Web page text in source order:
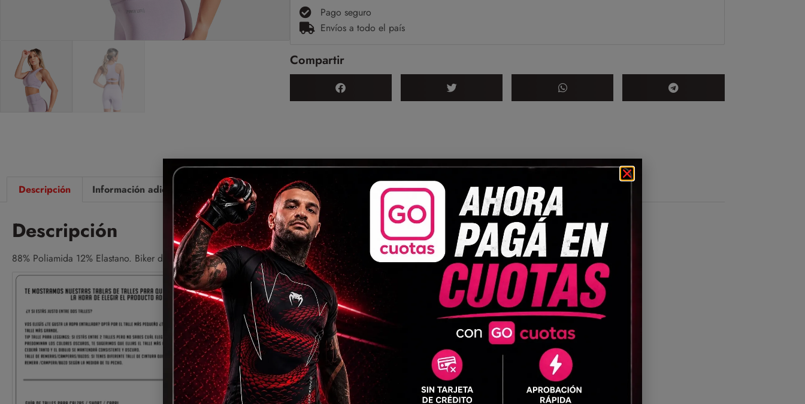
Pago seguro
Envíos a todo el país
Compartir
Descripción Información adicional Valoraciones (0)
Descripción
88% Poliamida 12% Elastano. Biker de Lycra, Cintura alta para mejor agarre y comodidad, con costuras planas super reforzadas y detalles en vinilo textil.